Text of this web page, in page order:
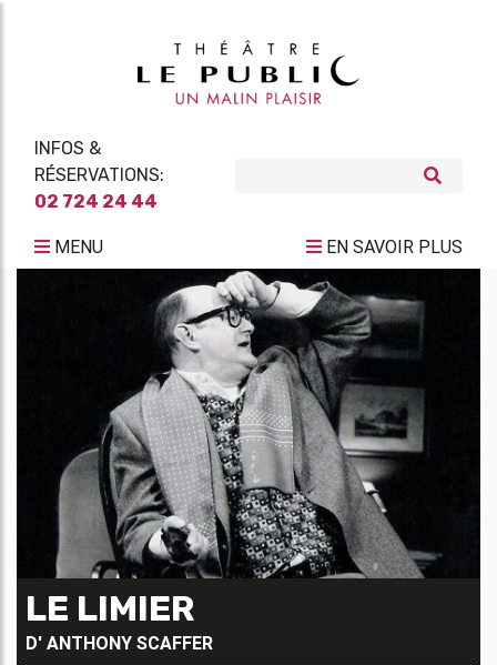
INFOS &
RÉSERVATIONS:
02 724 24 44
MENU EN SAVOIR PLUS
LE LIMIER
D' ANTHONY SCAFFER